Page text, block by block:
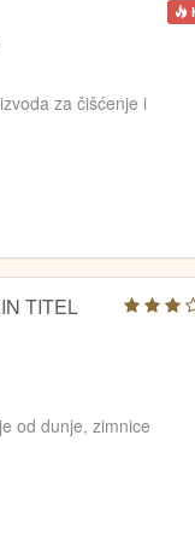
za čišćenje i
TITEL
od dunje, zimnice